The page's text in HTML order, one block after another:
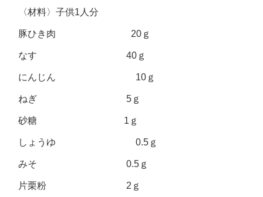
〈材料〉子供1人分
豚ひき肉 20ｇ
なす 40ｇ
にんじん 10ｇ
ねぎ 5ｇ
砂糖 1ｇ
しょうゆ 0.5ｇ
みそ 0.5ｇ
片栗粉 2ｇ